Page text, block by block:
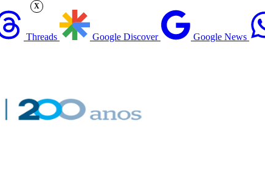
Threads Google Discover Google News
X